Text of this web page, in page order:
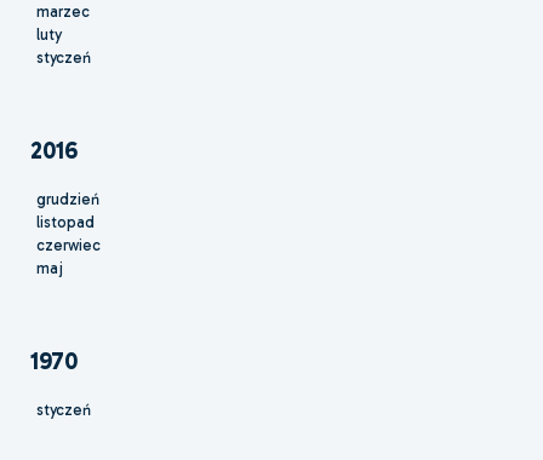
marzec
luty
styczeń
2016
grudzień
listopad
czerwiec
maj
1970
styczeń